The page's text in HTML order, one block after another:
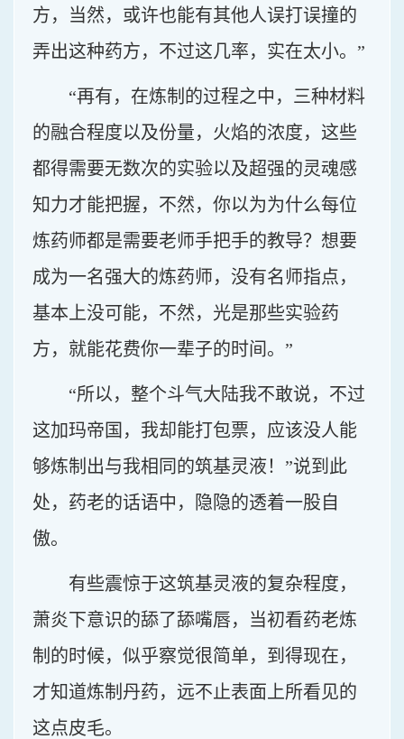
方，当然，或许也能有其他人误打误撞的
弄出这种药方，不过这几率，实在太小。”
“再有，在炼制的过程之中，三种材料
的融合程度以及份量，火焰的浓度，这些
都得需要无数次的实验以及超强的灵魂感
知力才能把握，不然，你以为为什么每位
炼药师都是需要老师手把手的教导？想要
成为一名强大的炼药师，没有名师指点，
基本上没可能，不然，光是那些实验药
方，就能花费你一辈子的时间。”
“所以，整个斗气大陆我不敢说，不过
这加玛帝国，我却能打包票，应该没人能
够炼制出与我相同的筑基灵液！”说到此
处，药老的话语中，隐隐的透着一股自
傲。
有些震惊于这筑基灵液的复杂程度，
萧炎下意识的舔了舔嘴唇，当初看药老炼
制的时候，似乎察觉很简单，到得现在，
才知道炼制丹药，远不止表面上所看见的
这点皮毛。